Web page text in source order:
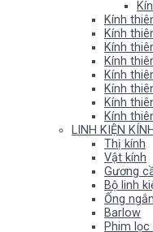
Kính
Kính
Kính
Kính
Kính
Kính
Kính
Kính
LINH KIỆN
Thị kính
Vật kính
Gương
Bộ linh
Ống
Barlow
Phim